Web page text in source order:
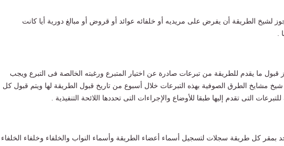
لشيخ الطريقة أن يفرض على مريديه أو خلفائه عوائد أو قروض أو مبالغ دورية أيا كانت
.
قبول ما يقدم للطريقة من تبرعات صادرة عن اختيار المتبرع ورغبته الخالصة فى التبرع ويجب
شيخ مشايخ الطرق الصوفية بهذه التبرعات خلال أسبوع من تاريخ قبول الطريقة لها ويتم قبول كل
التى تقدم إليها طبقا للأوضاع والإجراءات التى تحددها اللائحة التنفيذية .
بمقر كل طريقة سجلات لتسجيل أسماء أعضاء الطريقة وأسماء النواب والخلفاء وخلفاء الخلفاء